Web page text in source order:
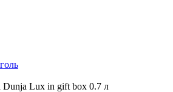
Dunja Lux in gift box 0.7 л